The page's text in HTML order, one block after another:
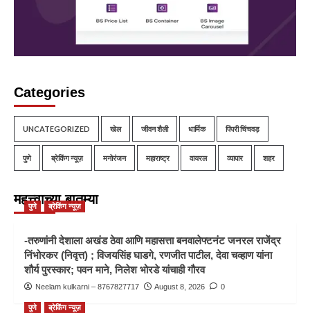
Categories
UNCATEGORIZED खेल जीवन शैली धार्मिक पिंपरी चिंचवड़
पुणे ब्रेकिंग न्यूज़ मनोरंजन महाराष्ट्र वायरल व्यापार शहर
महत्त्वाच्या बातम्या
पुणे ब्रेकिंग न्यूज़
-तरुणांनी देशाला अखंड ठेवा आणि महासत्ता बनवालेफ्टनंट जनरल राजेंद्र
निंभोरकर (निवृत्त) ; विजयसिंह घाडगे, रणजीत पाटील, देवा चव्हाण यांना
शौर्य पुरस्कार; पवन माने, निलेश भोरडे यांचाही गौरव
Neelam kulkarni – 8767827717 August 8, 2026 0
पुणे ब्रेकिंग न्यूज़